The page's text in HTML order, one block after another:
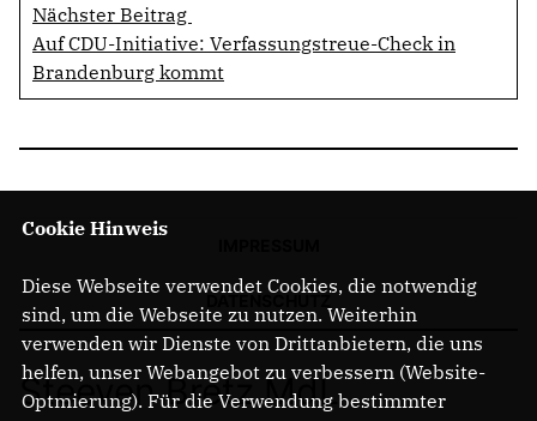
Nächster Beitrag
Auf CDU-Initiative: Verfassungstreue-Check in
Brandenburg kommt
Steeven Bretz MdL
Cookie Hinweis
Diese Webseite verwendet Cookies, die notwendig
sind, um die Webseite zu nutzen. Weiterhin
verwenden wir Dienste von Drittanbietern, die uns
helfen, unser Webangebot zu verbessern (Website-
Optmierung). Für die Verwendung bestimmter